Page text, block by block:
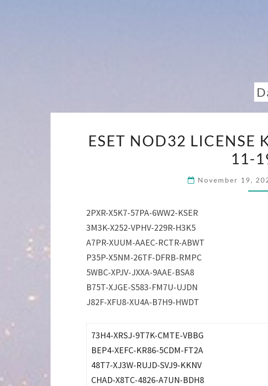
ESET NOD32 LICENSE
11-
November 19,
2PXR-X5K7-57PA-6WW2-KSER
3M3K-X252-VPHV-229R-H3K5
A7PR-XUUM-AAEC-RCTR-ABWT
P35P-X5NM-26TF-DFRB-RMPC
5WBC-XPJV-JXXA-9AAE-BSA8
B75T-XJGE-S583-FM7U-UJDN
J82F-XFU8-XU4A-B7H9-HWDT
73H4-XRSJ-9T7K-CMTE-VBBG
BEP4-XEFC-KR86-5CDM-FT2A
48T7-XJ3W-RUJD-SVJ9-KKNV
CHAD-X8TC-4826-A7UN-BDH8